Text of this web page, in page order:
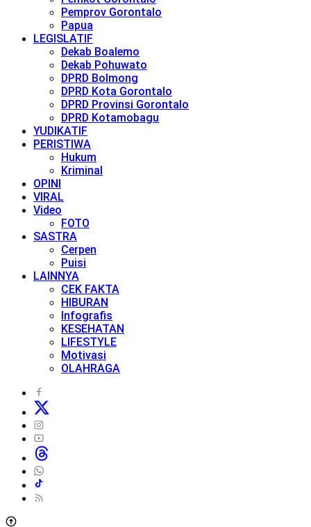
Pemprov Gorontalo
Papua
LEGISLATIF
Dekab Boalemo
Dekab Pohuwato
DPRD Bolmong
DPRD Kota Gorontalo
DPRD Provinsi Gorontalo
DPRD Kotamobagu
YUDIKATIF
PERISTIWA
Hukum
Kriminal
OPINI
VIRAL
Video
FOTO
SASTRA
Cerpen
Puisi
LAINNYA
CEK FAKTA
HIBURAN
Infografis
KESEHATAN
LIFESTYLE
Motivasi
OLAHRAGA